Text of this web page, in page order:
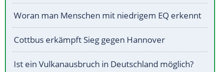
Woran man Menschen mit niedrigem EQ erkennt
Cottbus erkämpft Sieg gegen Hannover
Ist ein Vulkanausbruch in Deutschland möglich?